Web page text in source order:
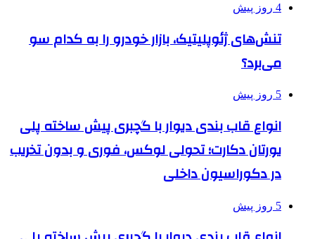
4 روز پیش
تنش‌های ژئوپلیتیک، بازار خودرو را به کدام سو
می‌برد؟
5 روز پیش
انواع قاب بندی دیوار با گچبری پیش ساخته پلی
یورتان دکارت؛ تحولی لوکس، فوری و بدون تخریب
در دکوراسیون داخلی
5 روز پیش